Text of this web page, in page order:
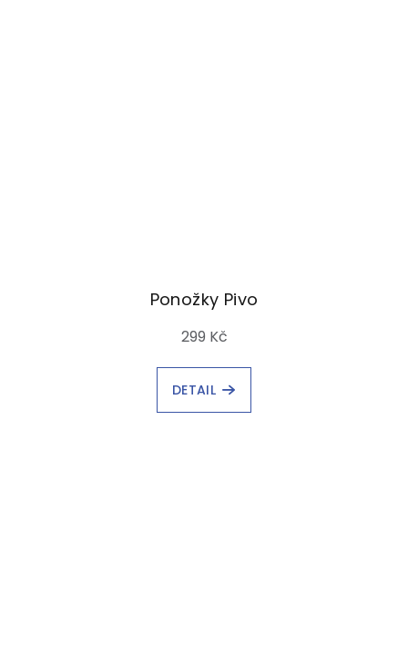
Ponožky Pivo
299 Kč
DETAIL